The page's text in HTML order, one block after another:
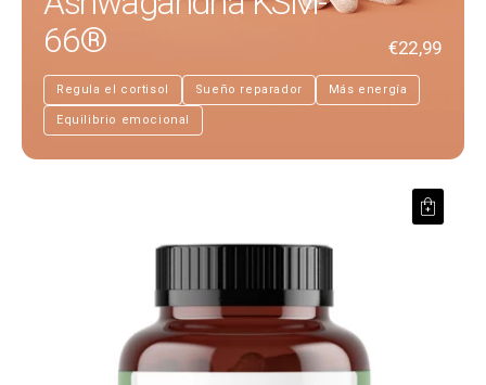
66®
€22,99
Regula el cortisol Sueño reparador Más energía
Equilibrio emocional